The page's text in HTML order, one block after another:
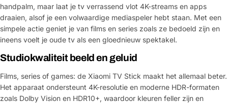
handpalm, maar laat je tv verrassend vlot 4K-streams en apps
draaien, alsof je een volwaardige mediaspeler hebt staan. Met een
simpele actie geniet je van films en series zoals ze bedoeld zijn en
ineens voelt je oude tv als een gloednieuw spektakel.
Studiokwaliteit beeld en geluid
Films, series of games: de Xiaomi TV Stick maakt het allemaal beter.
Het apparaat ondersteunt 4K-resolutie en moderne HDR-formaten
zoals Dolby Vision en HDR10+, waardoor kleuren feller zijn en